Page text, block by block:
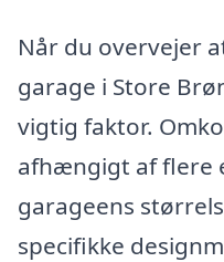
Når du overvejer
garage i Store
vigtig faktor.
afhængigt af flere
garageens
specifikke